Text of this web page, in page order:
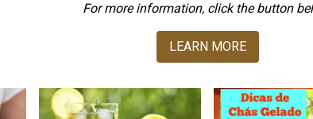
For more information, click the button
LEARN MORE